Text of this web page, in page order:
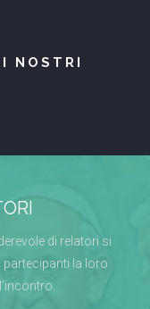
NOSTRI
di relatori si
la loro